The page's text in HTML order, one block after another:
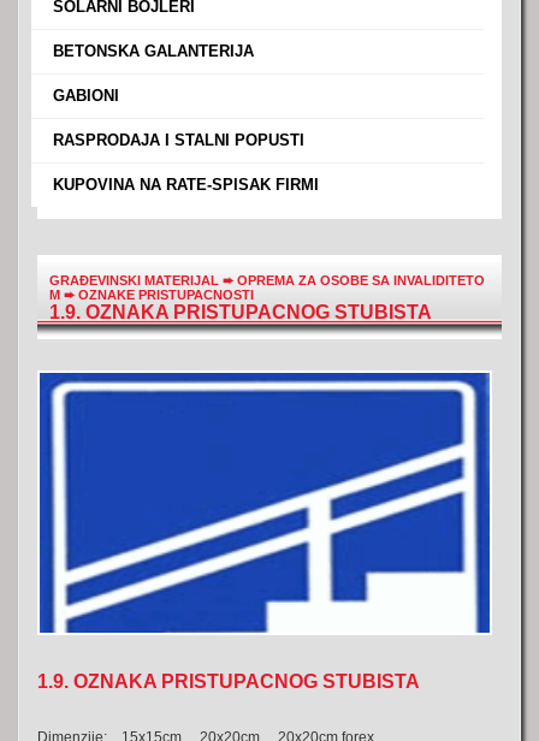
SOLARNI BOJLERI
BETONSKA GALANTERIJA
GABIONI
RASPRODAJA I STALNI POPUSTI
KUPOVINA NA RATE-SPISAK FIRMI
GRAĐEVINSKI MATERIJAL ➨OPREMA ZA OSOBE SA INVALIDITETO
M ➨OZNAKE PRISTUPACNOSTI
1.9. OZNAKA PRISTUPACNOG STUBISTA
1.9. OZNAKA PRISTUPACNOG STUBISTA
Dimenzije: 15x15cm , 20x20cm , 20x20cm forex